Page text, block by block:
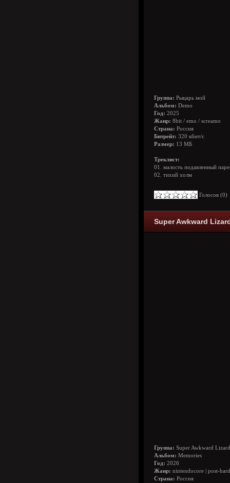
Группа: Рыцарь мой
Альбом: Demo
Год: 2025
Жанр: 8bit / emo / screamo
Страна: Россия
Битрейт: 320 кбит/с
Размер: 13 МБ
Треклист:
01. малость подавленный
02. тихий холм
Голосов (0
Super Awkward
Группа: Super Awkward Lizard
Альбом: Memories
Год: 2026
Жанр: nintendocore | post-
Страна: Россия